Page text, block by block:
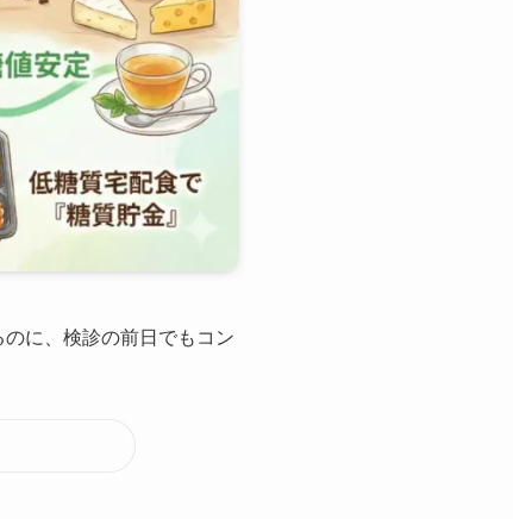
に、検診の前日でもコン